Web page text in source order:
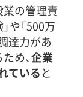
業の管理責
や「500万
達力があ
め、企業
ていると